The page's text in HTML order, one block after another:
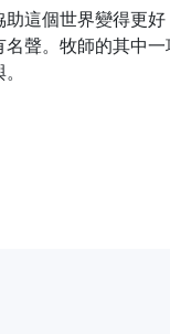
這個世界變得更
聲。牧師的其中